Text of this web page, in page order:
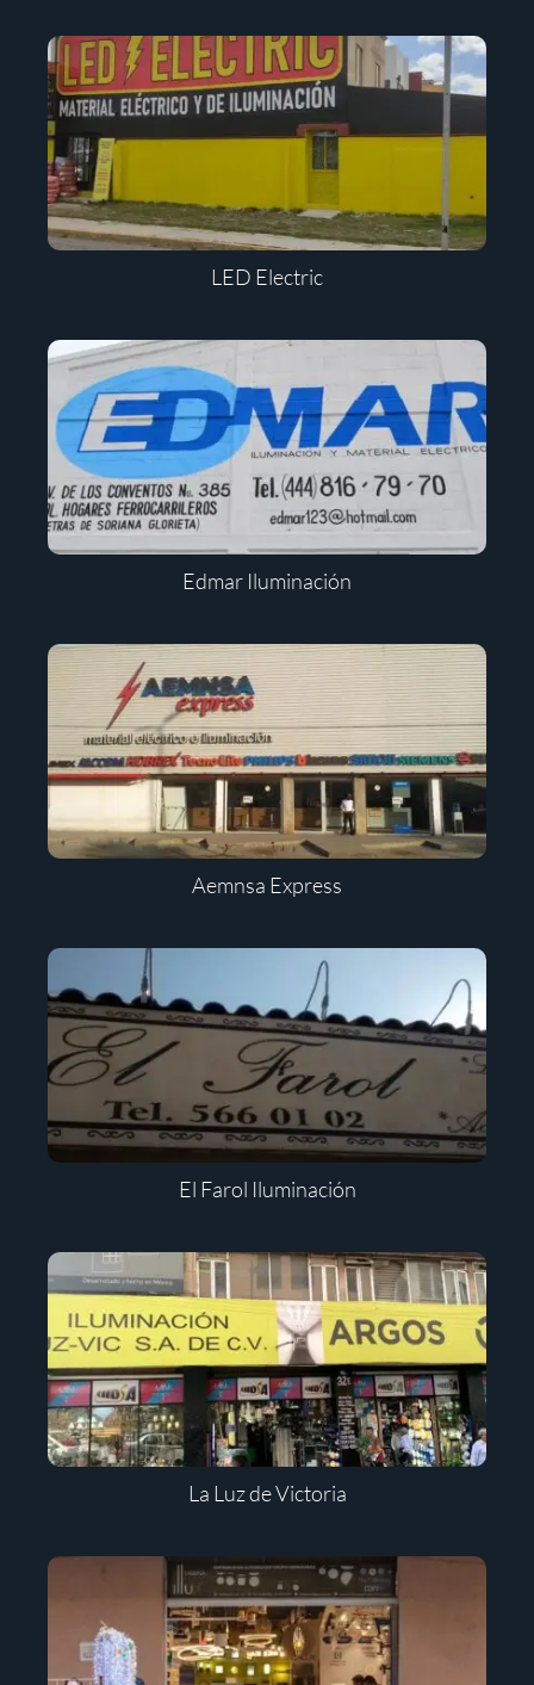
LED Electric
Edmar Iluminación
Aemnsa Express
El Farol Iluminación
La Luz de Victoria